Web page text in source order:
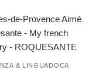
& LINGUADOCA